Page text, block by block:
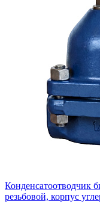
Конденсатоотводчик
резьбовой, корпус